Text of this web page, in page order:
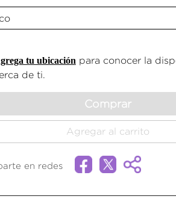
tu ubicación para conocer la
de ti.
Comprar
Agregar al carrito
en redes